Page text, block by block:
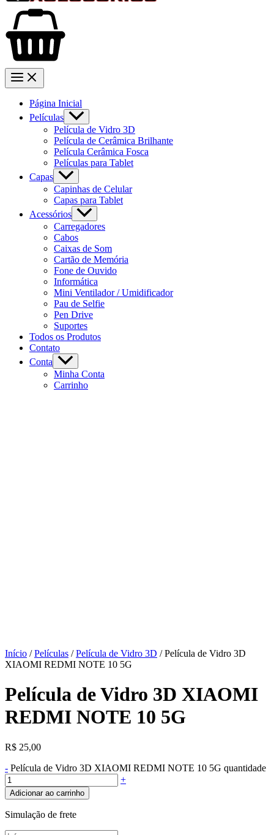
Página Inicial
Películas
Película de Vidro 3D
Película de Cerâmica Brilhante
Película Cerâmica Fosca
Películas para Tablet
Capas
Capinhas de Celular
Capas para Tablet
Acessórios
Carregadores
Cabos
Caixas de Som
Cartão de Memória
Fone de Ouvido
Informática
Mini Ventilador / Umidificador
Pau de Selfie
Pen Drive
Suportes
Todos os Produtos
Contato
Conta
Minha Conta
Carrinho
Início /Películas /Película de Vidro 3D / Película de Vidro 3D
XIAOMI REDMI NOTE 10 5G
Película de Vidro 3D XIAOMI
REDMI NOTE 10 5G
R$ 25,00
- Película de Vidro 3D XIAOMI REDMI NOTE 10 5G quantidade
+
Adicionar ao carrinho
Simulação de frete